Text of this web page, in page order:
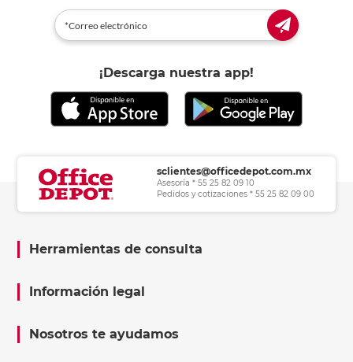
¡Descarga nuestra app!
sclientes@officedepot.com.mx
Asesoría * 55 25 82 09 10
Pedidos y cotizaciones * 55 25 82 09 00
Herramientas de consulta
Información legal
Nosotros te ayudamos